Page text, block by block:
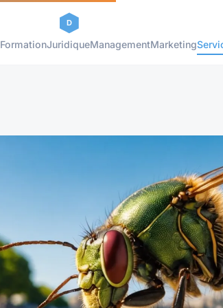
FormationJuridiqueManagementMarketing